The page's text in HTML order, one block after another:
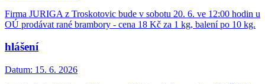
Firma JURIGA z Troskotovic bude v sobotu 20. 6. ve 12:00 hodin u
OÚ prodávat rané brambory - cena 18 Kč za 1 kg, balení po 10 kg.
hlášení
Datum: 15. 6. 2026